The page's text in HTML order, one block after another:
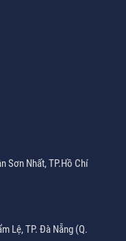
Sơn Nhất, TP.Hồ Chí
Lệ, TP. Đà Nẵng (Q.